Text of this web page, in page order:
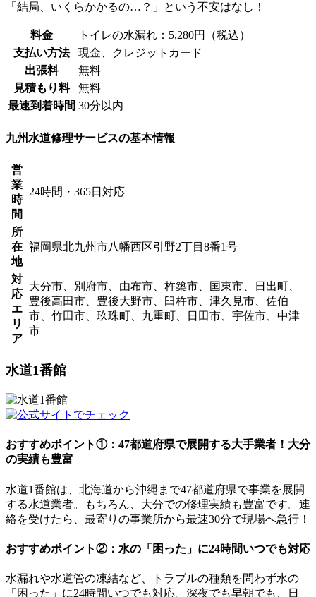
「結局、いくらかかるの…？」という不安はなし！
料金
トイレの水漏れ：5,280円（税込）
支払い方法
現金、クレジットカード
出張料
無料
見積もり料
無料
最速到着時間 30分以内
九州水道修理サービスの基本情報
営
業
時
間
24時間・365日対応
所
在
地
福岡県北九州市八幡西区引野2丁目8番1号
対
応
エ
リ
ア
大分市、別府市、由布市、杵築市、国東市、日出町、
豊後高田市、豊後大野市、臼杵市、津久見市、佐伯
市、竹田市、玖珠町、九重町、日田市、宇佐市、中津
市
水道1番館
おすすめポイント①：47都道府県で展開する大手業者！大分
の実績も豊富
水道1番館は、北海道から沖縄まで47都道府県で事業を展開
する水道業者。もちろん、大分での修理実績も豊富です。連
絡を受けたら、最寄りの事業所から最速30分で現場へ急行！
おすすめポイント②：水の「困った」に24時間いつでも対応
水漏れや水道管の凍結など、トラブルの種類を問わず水の
「困った」に24時間いつでも対応。深夜でも早朝でも、日